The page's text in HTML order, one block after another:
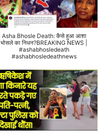
Asha Bhosle Death: कैसे हुआ आशा
भोसले का निधन?BREAKING NEWS |
#ashabhosledeath
#ashabhosledeathnews